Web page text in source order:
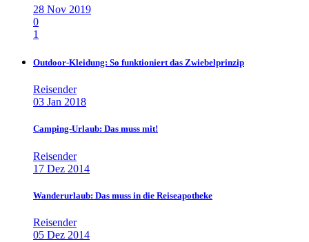
28 Nov 2019
0
1
Outdoor-Kleidung: So funktioniert das Zwiebelprinzip
Reisender
03 Jan 2018
Camping-Urlaub: Das muss mit!
Reisender
17 Dez 2014
Wanderurlaub: Das muss in die Reiseapotheke
Reisender
05 Dez 2014